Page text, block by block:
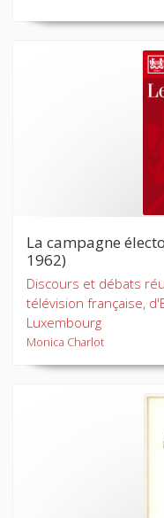
La campagne
1962)
Discours et débats
télévision française,
Luxembourg
Monica Charlot